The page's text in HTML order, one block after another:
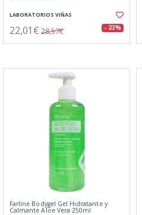
LABORATORIOS VIÑAS
22,01€ 28,57€ - 23%
Farline Bodygel Gel Hidratante y
Calmante Aloe Vera 250ml